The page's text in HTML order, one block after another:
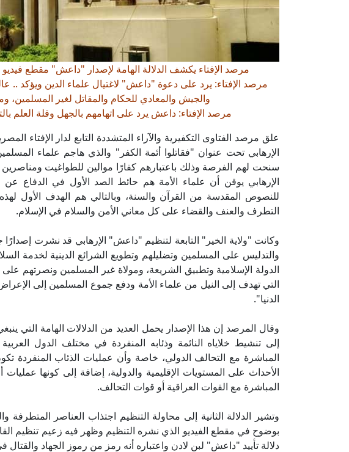
مرصد الإفتاء يكشف الدلالة الهامة لإصدار "داعش" مقطع فيديو
مرصد الإفتاء: يرد على دعوة "داعش" لاغتيال علماء الدين ويؤكد ..
والجيش والمعادي للحكام والمقاتل لغير المسلمين،
مرصد الإفتاء: داعش يرد على اتهامهم بالجهل وقلة العلم
علق مرصد الفتاوى التكفيرية والآراء المتشددة التابع لدار الإفتاء
الإرهابي تحت عنوان "فقاتلوا أئمة الكفر" والذي هاجم علماء
سنحت لهم الفرصة وذلك باعتبارهم كفارًا موالين للطواغيت ومناصرين
الإرهابي يوقن أن علماء الأمة هم حائط الصد الأول في الدفاع
للنصوص المقدسة من القرآن والسنة، وبالتالي هم الهدف الأول
التطرف والعنف والقضاء على كل معاني الأمن والسلام في الإسلام.
وكانت "ولاية الخير" التابعة لتنظيم "داعش" الإرهابي قد نشرت إصدارًا
والتدليس على المسلمين وتضليلهم وتطويع الشرائع الدينية لخدمة
الدولة الإسلامية وتطبيق الشريعة، ومولاة غير المسلمين ونصرتهم
التي تهدف إلى النيل من علماء الأمة ودفع جموع المسلمين إلى
الدنيا".
وقال المرصد إن هذا الإصدار يحمل العديد من الدلالات الهامة التي
إلى تنشيط خلاياه النائمة وذئابه المنفردة في مختلف الدول
المباشرة مع التحالف الدولي، خاصة وأن عمليات الذئاب المنفردة
الأحداث على المستويات الإقليمية والدولية، إضافة إلى كونها
المباشرة مع القوات العراقية أو قوات التحالف.
وتشير الدلالة الثانية إلى محاولة التنظيم اجتذاب العناصر
بوضوح في مقطع الفيديو الذي نشره التنظيم وظهر فيه زعيم تنظيم
دلالة تأييد "داعش" لبن لادن واعتباره أنه رمز من رموز الجهاد